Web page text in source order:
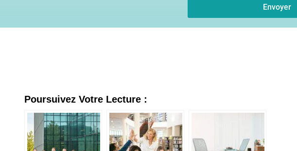
Poursuivez Votre Lecture :